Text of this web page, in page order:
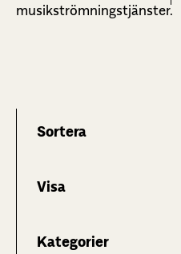
musikströmningstjänster.
Sortera
Visa
Kategorier